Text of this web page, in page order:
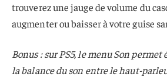
trouverez une jauge de volume du
augmenter ou baisser à votre guise
Bonus : sur PS5, le menu Son
la balance du son entre le haut-